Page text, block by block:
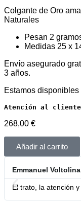
Colgante de Oro
Naturales
Pesan 2
Medidas 25 x
Envío asegurado
3 años.
Estamos
Atención al cliente
268,00 €
Añadir al carrito
Emmanuel Voltolina
El trato, la atención